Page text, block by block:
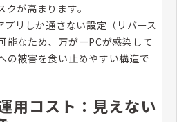
が高まります。
リしか通さない設定（リバース
能なため、万が一PCが感染して
の被害を食い止めやすい構造で
用コスト：見えない